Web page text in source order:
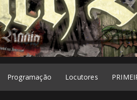
Programação Locutores